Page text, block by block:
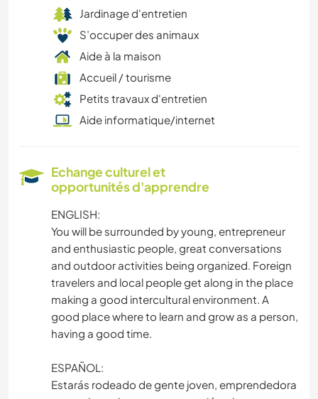
Jardinage d'entretien
S’occuper des animaux
Aide à la maison
Accueil / tourisme
Petits travaux d'entretien
Aide informatique/internet
Echange culturel et
opportunités d'apprendre
ENGLISH:
You will be surrounded by young, entrepreneur
and enthusiastic people, great conversations
and outdoor activities being organized. Foreign
travelers and local people get along in the place
making a good intercultural environment. A
good place where to learn and grow as a person,
having a good time.
ESPAÑOL:
Estarás rodeado de gente joven, emprendedora